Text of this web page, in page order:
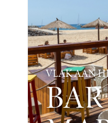
VLAK AAN
BAR